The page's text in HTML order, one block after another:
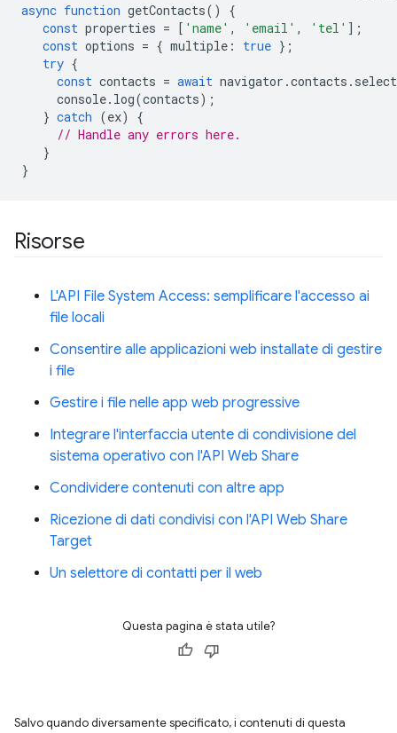
async function getContacts()
{
const properties = [ 'name' , 'email' , 'tel' ];
const options = { multiple : true };
try {
const contacts = await navigator .contacts . select
console. log(contacts);
} catch (ex)
{
// Handle any errors here.
}
}
Risorse
L'API File System Access: semplificare l'accesso ai
file locali
Consentire alle applicazioni web installate di gestire
i file
Gestire i file nelle app web progressive
Integrare l'interfaccia utente di condivisione del
sistema operativo con l'API Web Share
Condividere contenuti con altre app
Ricezione di dati condivisi con l'API Web Share
Target
Un selettore di contatti per il web
Questa pagina è stata utile?
Salvo quando diversamente specificato, i contenuti di questa